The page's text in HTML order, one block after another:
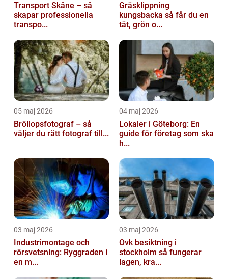
Transport Skåne – så
skapar professionella
transpo...
Gräsklippning
kungsbacka så får du en
tät, grön o...
05 maj 2026
Bröllopsfotograf – så
väljer du rätt fotograf till...
04 maj 2026
Lokaler i Göteborg: En
guide för företag som ska
h...
03 maj 2026
Industrimontage och
rörsvetsning: Ryggraden i
en m...
03 maj 2026
Ovk besiktning i
stockholm så fungerar
lagen, kra...